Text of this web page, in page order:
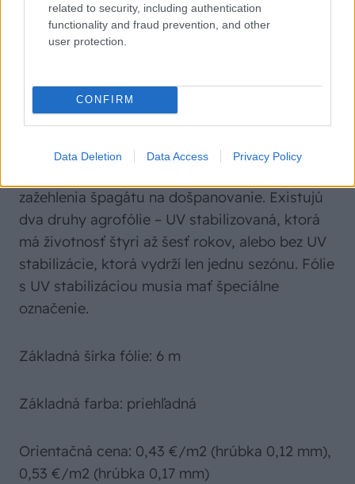
related to security, including authentication
functionality and fraud prevention, and other
user protection.
CONFIRM
Data Deletion Data Access Privacy Policy
Fólia na viacročné pestovanie zeleniny.
Agrofólia na výrobu fóliovníkov s hrúbkou 0,12
zažehlenia špagátu na došpanovanie. Existujú
dva druhy agrofólie – UV stabilizovaná, ktorá
má životnosť štyri až šesť rokov, alebo bez UV
stabilizácie, ktorá vydrží len jednu sezónu. Fólie
s UV stabilizáciou musia mať špeciálne
označenie.
Základná šírka fólie: 6 m
Základná farba: priehľadná
Orientačná cena: 0,43 €/m2 (hrúbka 0,12 mm),
0,53 €/m2 (hrúbka 0,17 mm)